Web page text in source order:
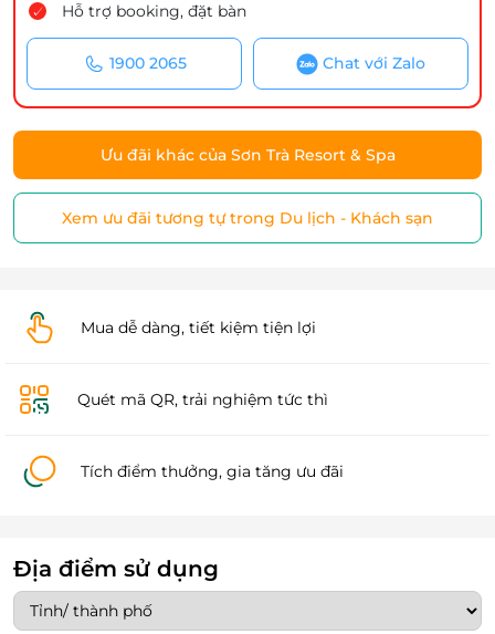
Hỗ trợ booking, đặt bàn
1900 2065 Chat với Zalo
Ưu đãi khác của Sơn Trà Resort & Spa
Xem ưu đãi tương tự trong Du lịch - Khách sạn
Mua dễ dàng, tiết kiệm tiện lợi
Quét mã QR, trải nghiệm tức thì
Tích điểm thưởng, gia tăng ưu đãi
Địa điểm sử dụng